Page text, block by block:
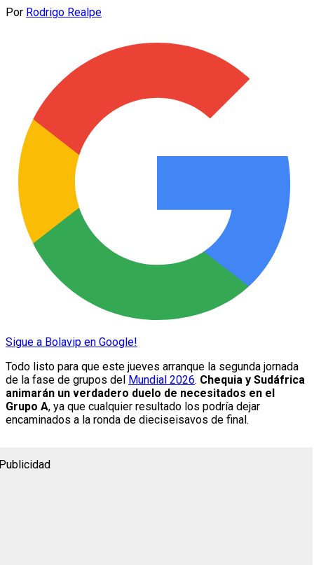
Por Rodrigo Realpe
Sigue a Bolavip en Google!
Todo listo para que este jueves arranque la segunda jornada
de la fase de grupos del Mundial 2026. Chequia y Sudáfrica
animarán un verdadero duelo de necesitados en el
Grupo A, ya que cualquier resultado los podría dejar
encaminados a la ronda de dieciseisavos de final.